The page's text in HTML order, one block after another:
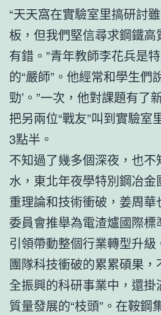
“天天窩在實驗室里搞研討
板，但我們堅信尋求鋼鐵高
有錯。”青年教師李花兵是
的“嚴師”。他經常和學生們
勁’。”一次，他對課題有了
把另兩位“戰友”叫到實驗室
3點半。
不知過了幾多個深夜，也
水，東北年夜學特別鋼冶
重理論和技術衝破，姜周
委員會推舉為電渣爐國際標
引領帶動整個行業轉型升級
團隊科技衝破的累累碩果
全振興的科研事業中，還
質量發展的“枝頭”。在鞍鋼